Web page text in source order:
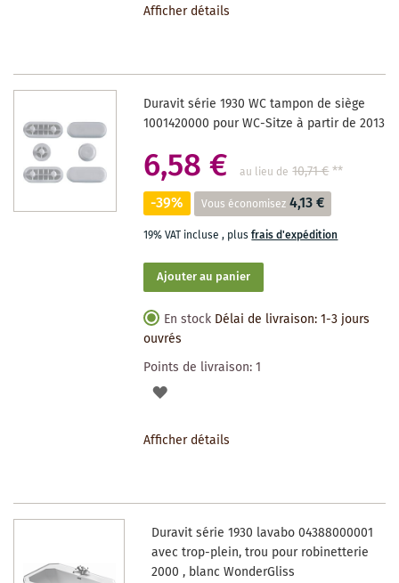
SOUHAITS
Afficher détails
Duravit série 1930 WC tampon de siège
1001420000 pour WC-Sitze à partir de 2013
6,58 € au lieu de 10,71 €**
-39% Vous économisez 4,13 €
19% VAT incluse, plusfrais d'expédition
Ajouter au panier
En stock Délai de livraison: 1-3 jours
ouvrés
Points de livraison:1
AJOUTER
SOUHAITS
Afficher détails
Duravit série 1930 lavabo 04388000001
avec trop-plein, trou pour robinetterie
2000 , blanc WonderGliss